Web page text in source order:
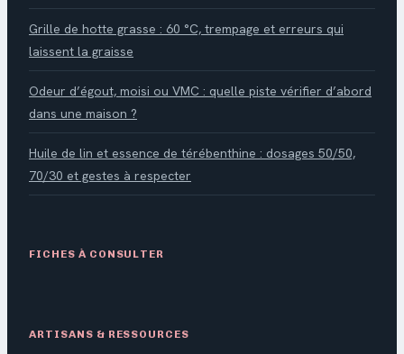
Grille de hotte grasse : 60 °C, trempage et erreurs qui
laissent la graisse
Odeur d’égout, moisi ou VMC : quelle piste vérifier d’abord
dans une maison ?
Huile de lin et essence de térébenthine : dosages 50/50,
70/30 et gestes à respecter
FICHES À CONSULTER
ARTISANS & RESSOURCES